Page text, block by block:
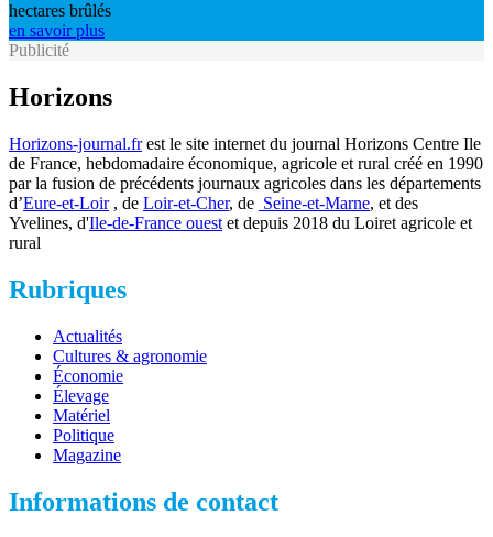
hectares brûlés
en savoir plus
Publicité
Horizons
Horizons-journal.frest le site internet du journal Horizons Centre Ile
de France, hebdomadaire économique, agricole et rural créé en 1990
par la fusion de précédents journaux agricoles dans les départements
d’Eure-et-Loir, de Loir-et-Cher, de Seine-et-Marne, et des
Yvelines, d'Ile-de-France ouest et depuis 2018 du Loiret agricole et
rural
Rubriques
Actualités
Cultures & agronomie
Économie
Élevage
Matériel
Politique
Magazine
Informations de contact